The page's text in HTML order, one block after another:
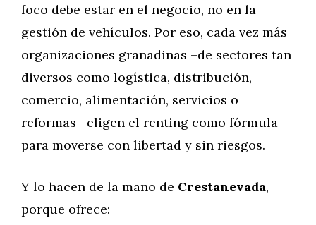
foco debe estar en el negocio, no en la
gestión de vehículos. Por eso, cada vez más
organizaciones granadinas –de sectores tan
diversos como logística, distribución,
comercio, alimentación, servicios o
reformas– eligen el renting como fórmula
para moverse con libertad y sin riesgos.
Y lo hacen de la mano de Crestanevada,
porque ofrece: